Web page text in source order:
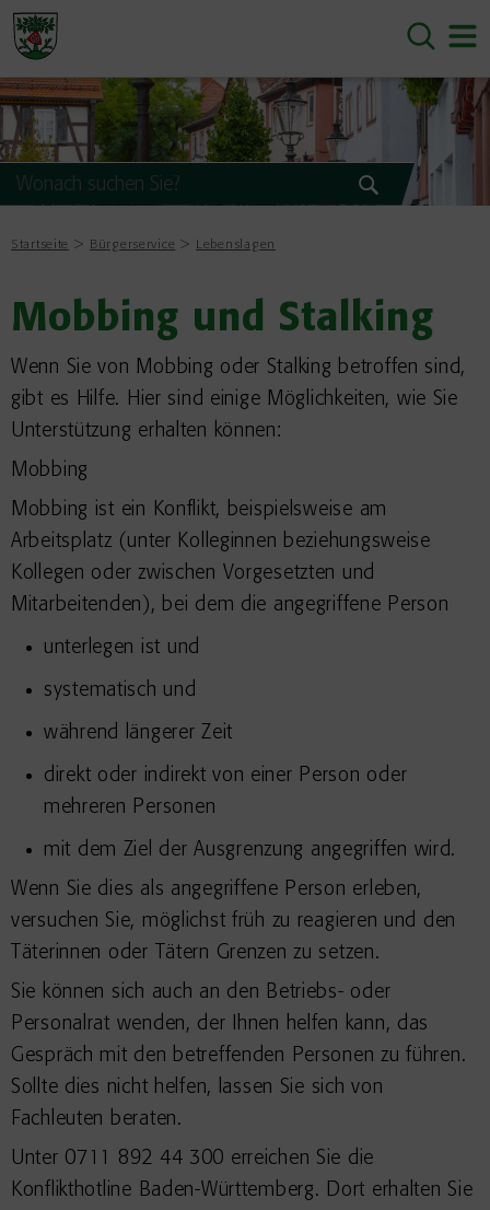
Startseite Bürgerservice Lebenslagen
Mobbing und Stalking
Wenn Sie von Mobbing oder Stalking betroffen sind,
gibt es Hilfe. Hier sind einige Möglichkeiten, wie Sie
Unterstützung erhalten können:
Mobbing
Mobbing ist ein Konflikt, beispielsweise am
Arbeitsplatz (unter Kolleginnen beziehungsweise
Kollegen oder zwischen Vorgesetzten und
Mitarbeitenden), bei dem die angegriffene Person
unterlegen ist und
systematisch und
während längerer Zeit
direkt oder indirekt von einer Person oder
mehreren Personen
mit dem Ziel der Ausgrenzung angegriffen wird.
Wenn Sie dies als angegriffene Person erleben,
versuchen Sie, möglichst früh zu reagieren und den
Täterinnen oder Tätern Grenzen zu setzen.
Sie können sich auch an den Betriebs- oder
Personalrat wenden, der Ihnen helfen kann, das
Gespräch mit den betreffenden Personen zu führen.
Sollte dies nicht helfen, lassen Sie sich von
Fachleuten beraten.
Unter 0711 892 44 300 erreichen Sie die
Konflikthotline Baden-Württemberg. Dort erhalten Sie